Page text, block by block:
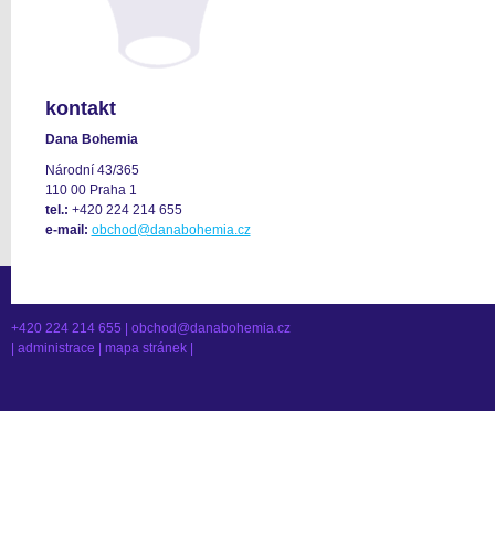
kontakt
Dana Bohemia
Národní 43/365
110 00 Praha 1
tel.: +420 224 214 655
e-mail: obchod@danabohemia.cz
+420 224 214 655 | obchod@danabohemia.cz
administrace mapa stránek|